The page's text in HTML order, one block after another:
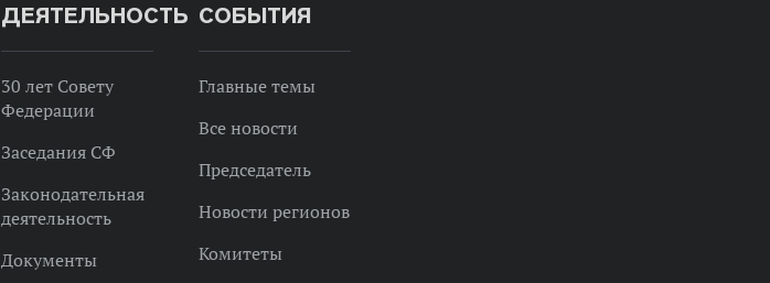
ДЕЯТЕЛЬНОСТЬ
30 лет Совету
Федерации
Заседания СФ
Законодательная
деятельность
Документы
СОБЫТИЯ
Главные темы
Все новости
Председатель
Новости регионов
Комитеты